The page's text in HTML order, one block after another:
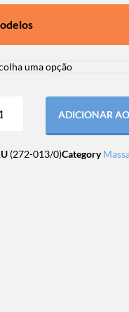
ADICIONAR
(272-013/0)Category